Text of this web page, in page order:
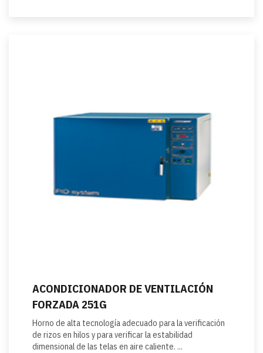
ACONDICIONADOR DE VENTILACIÓN
FORZADA 251G
Horno de alta tecnología adecuado para la verificación
de rizos en hilos y para verificar la estabilidad
dimensional de las telas en aire caliente. ...